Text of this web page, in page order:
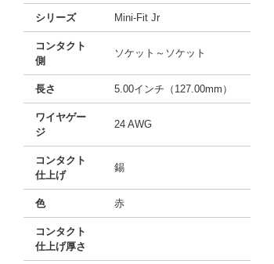
シリーズ Mini-Fit Jr
コンタクト
側
ソケット～ソケット
長さ 5.00インチ（127.00mm）
ワイヤゲー
ジ
24 AWG
コンタクト
仕上げ
錫
色 赤
コンタクト
仕上げ厚さ